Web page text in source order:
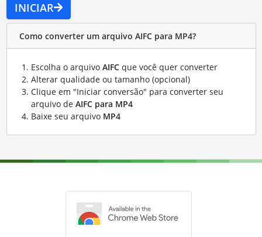
INICIAR
Como converter um arquivo AIFC para MP4?
Escolha o arquivo AIFCque você quer converter
Alterar qualidade ou tamanho (opcional)
Clique em "Iniciar conversão" para converter seu
arquivo de AIFC para MP4
Baixe seu arquivo MP4